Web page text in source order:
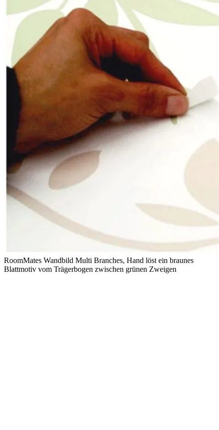
RoomMates Wandbild Multi Branches, Hand löst ein braunes
Blattmotiv vom Trägerbogen zwischen grünen Zweigen